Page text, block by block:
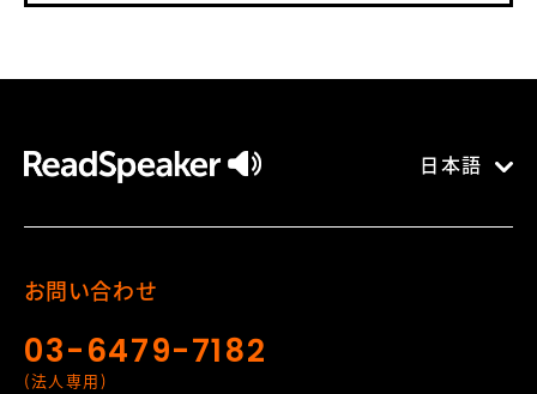
日本語
お問い合わせ
03-6479-7182
(法人専用)